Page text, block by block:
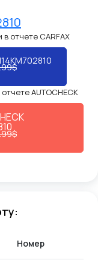
отчете CARFAX
AUTOCHECK
Номер